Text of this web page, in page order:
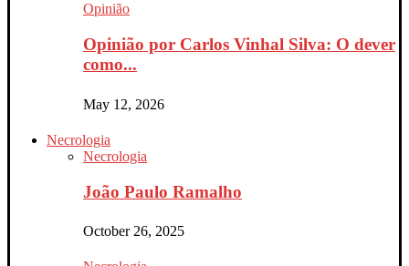
Opinião
Opinião por Carlos Vinhal Silva: O dever
como...
May 12, 2026
Necrologia
Necrologia
João Paulo Ramalho
October 26, 2025